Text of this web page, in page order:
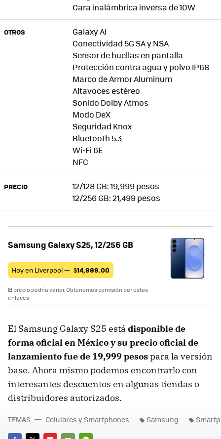
Cara inalámbrica inversa de 10W
OTROS
Galaxy AI
Conectividad 5G SA y NSA
Sensor de huellas en pantalla
Protección contra agua y polvo IP68
Marco de Armor Aluminum
Altavoces estéreo
Sonido Dolby Atmos
Modo DeX
Seguridad Knox
Bluetooth 5.3
Wi-Fi 6E
NFC
PRECIO
12/128 GB: 19,999 pesos
12/256 GB: 21,499 pesos
Samsung Galaxy S25, 12/256 GB
Hoy en Liverpool — $14,999.00
El precio podría variar. Obtenemos comisión por estos
enlaces
El Samsung Galaxy S25 está disponible de
forma oficial en México y su precio oficial de
lanzamiento fue de 19,999 pesospara la versión
base. Ahora mismo podemos encontrarlo con
interesantes descuentos en algunas tiendas o
distribuidores autorizados.
TEMAS Celulares y Smartphones Samsung